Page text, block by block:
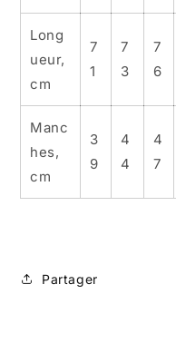
Long
ueur,
cm
7
1
7
3
7
6
Manc
hes,
cm
3
9
4
4
4
7
Partager